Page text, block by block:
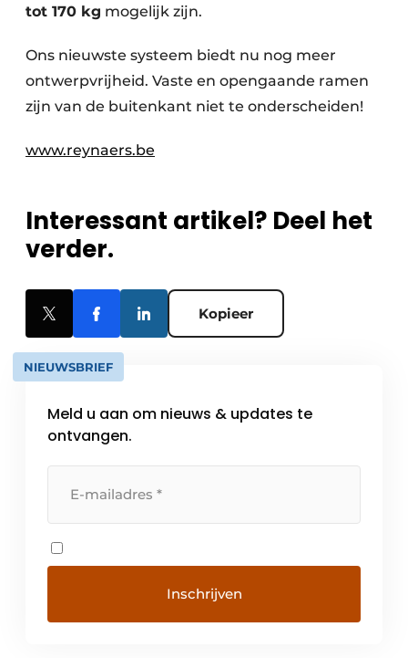
Veiligheid & Opleiding
Zonwering
tot 170 kg mogelijk zijn.
Ons nieuwste systeem biedt nu nog meer
ontwerpvrijheid. Vaste en opengaande ramen
zijn van de buitenkant niet te onderscheiden!
www.reynaers.be
Interessant artikel? Deel het
verder.
Kopieer
NIEUWSBRIEF
Meld u aan om nieuws & updates te
ontvangen.